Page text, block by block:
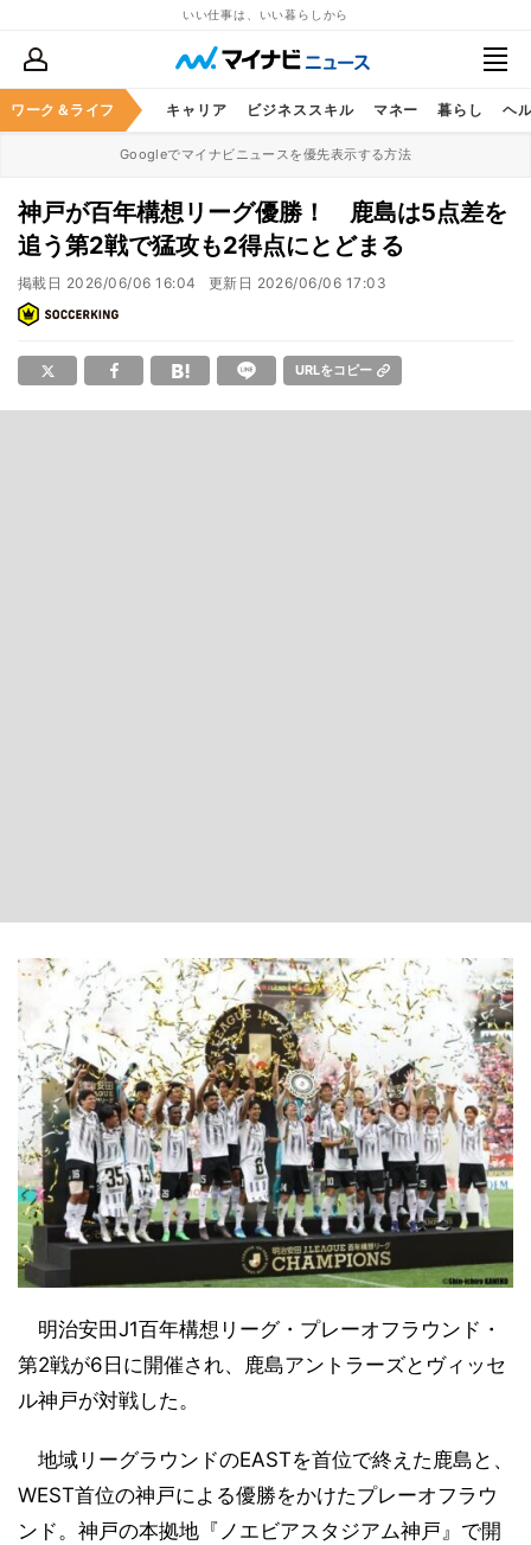
いい仕事は、いい暮らしから
ワーク＆ライフ キャリア ビジネススキル マネー 暮らし ヘ
Googleでマイナビニュースを優先表示する方法
神戸が百年構想リーグ優勝！ 鹿島は5点差を
追う第2戦で猛攻も2得点にとどまる
掲載日 2026/06/06 16:04 更新日 2026/06/06 17:03
URLをコピー
明治安田J1百年構想リーグ・プレーオフラウンド・
第2戦が6日に開催され、鹿島アントラーズとヴィッセ
ル神戸が対戦した。
地域リーグラウンドのEASTを首位で終えた鹿島と、
WEST首位の神戸による優勝をかけたプレーオフラウ
ンド。神戸の本拠地『ノエビアスタジアム神戸』で開